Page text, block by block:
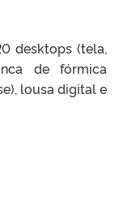
desktops (tela,
de fórmica
lousa digital e